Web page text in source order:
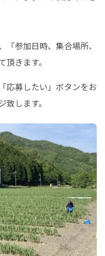
参加日時、集合場所、
きます。
応募したい」ボタンをお
します。